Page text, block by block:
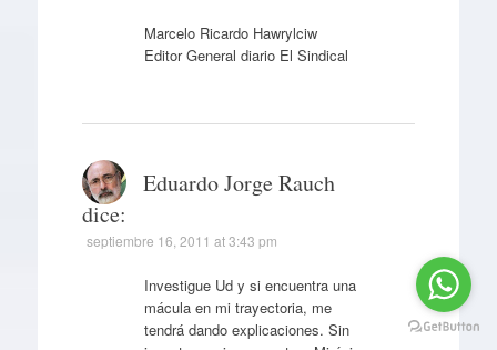
Marcelo Ricardo Hawrylciw
Editor General diario El Sindical
Eduardo Jorge Rauch
dice:
septiembre 16, 2011 at 3:43 pm
Investigue Ud y si encuentra una
mácula en mi trayectoria, me
tendrá dando explicaciones. Sin